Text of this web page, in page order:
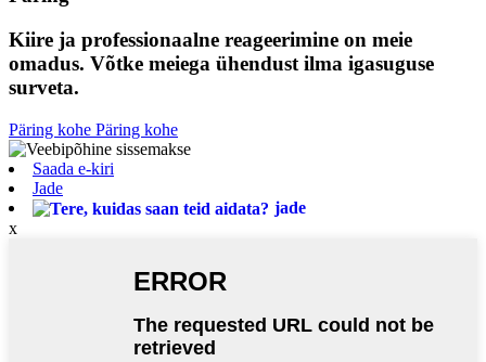
Kiire ja professionaalne reageerimine on meie
omadus. Võtke meiega ühendust ilma igasuguse
surveta.
Päring kohe Päring kohe
Saada e-kiri
Jade
jade
x